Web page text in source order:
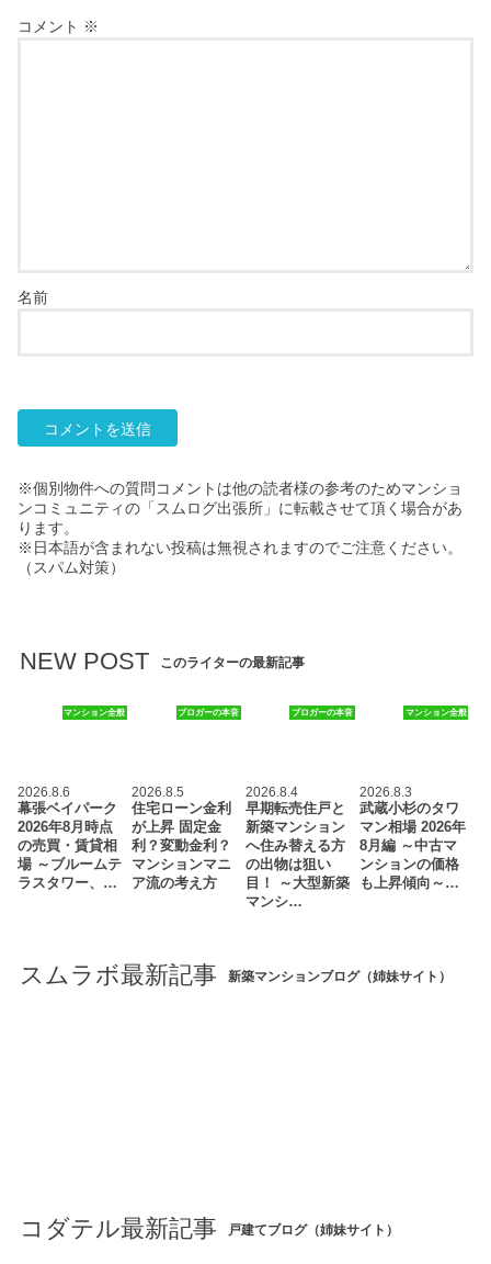
コメント ※
名前
※個別物件への質問コメントは他の読者様の参考のためマンショ
ンコミュニティの「スムログ出張所」に転載させて頂く場合があ
ります。
※日本語が含まれない投稿は無視されますのでご注意ください。
（スパム対策）
NEW POST このライターの最新記事
マンション全般
2026.8.6
幕張ベイパーク
2026年8月時点
の売買・賃貸相
場 ～ブルームテ
ラスタワー、…
ブロガーの本音
2026.8.5
住宅ローン金利
が上昇 固定金
利？変動金利？
マンションマニ
ア流の考え方
ブロガーの本音
2026.8.4
早期転売住戸と
新築マンション
へ住み替える方
の出物は狙い
目！ ～大型新築
マンシ…
マンション全般
2026.8.3
武蔵小杉のタワ
マン相場 2026年
8月編 ～中古マ
ンションの価格
も上昇傾向～…
スムラボ最新記事 新築マンションブログ（姉妹サイト）
コダテル最新記事 戸建てブログ（姉妹サイト）